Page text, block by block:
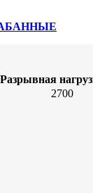
Разрывная
2700